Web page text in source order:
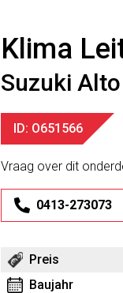
Klima
Suzuki Alto
ID: O651566
Vraag over dit
0413-273073
Preis
Baujahr